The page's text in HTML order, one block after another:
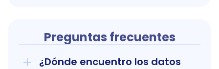
Preguntas frecuentes
¿Dónde encuentro los datos